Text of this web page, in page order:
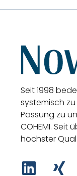
Seit 1998
systemisch
Passung zu
COHEMI. Seit
höchster